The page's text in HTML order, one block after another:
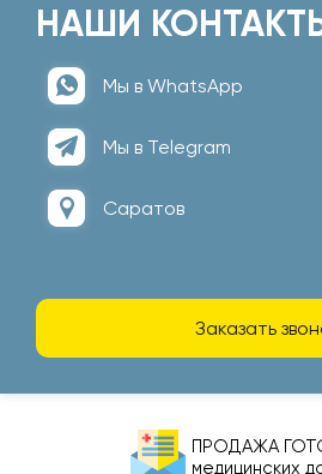
НАШИ
Мы в WhatsApp
Мы в Telegram
Саратов
Заказать
ПРОДАЖА
медицинских